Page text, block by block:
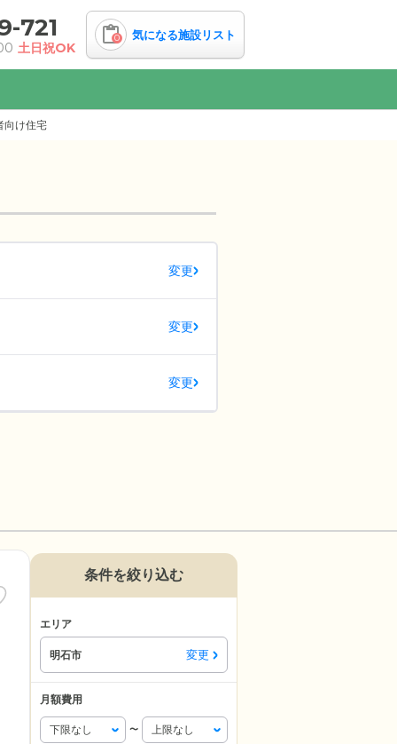
721
土日祝OK
0 気になる施設リスト
向け住宅
変更
変更
変更
条件を絞り込む
エリア
明石市 変更
月額費用
〜